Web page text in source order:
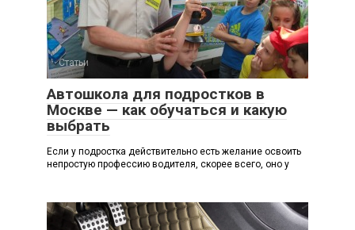
Статьи
Автошкола для подростков в
Москве — как обучаться и какую
выбрать
Если у подростка действительно есть желание освоить
непростую профессию водителя, скорее всего, оно у